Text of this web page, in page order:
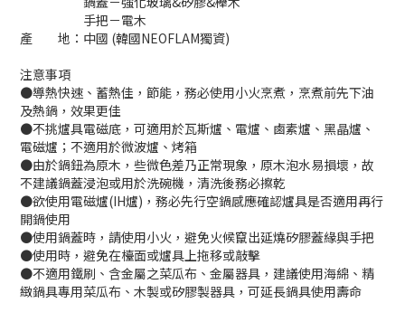
手把－電木
產 地：中國 (韓國NEOFLAM獨資)
注意事項
●導熱快速、蓄熱佳，節能，務必使用小火烹煮，烹煮前先下油
及熱鍋，效果更佳
●不挑爐具電磁底，可適用於瓦斯爐、電爐、鹵素爐、黑晶爐、
電磁爐；不適用於微波爐、烤箱
●由於鍋鈕為原木，些微色差乃正常現象，原木泡水易損壞，故
不建議鍋蓋浸泡或用於洗碗機，清洗後務必擦乾
●欲使用電磁爐(IH爐)，務必先行空鍋感應確認爐具是否適用再行
開鍋使用
●使用鍋蓋時，請使用小火，避免火候竄出延燒矽膠蓋緣與手把
●使用時，避免在檯面或爐具上拖移或敲擊
●不適用鐵刷、含金屬之菜瓜布、金屬器具，建議使用海綿、精
緻鍋具專用菜瓜布、木製或矽膠製器具，可延長鍋具使用壽命